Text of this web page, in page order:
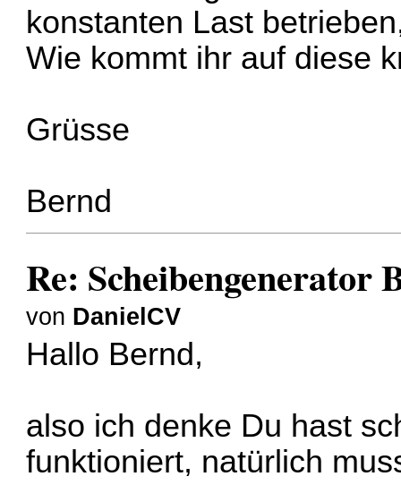
konstanten Last
Wie kommt ihr auf diese
Grüsse
Bernd
Re: Scheibengenerator
von DanielCV
Hallo Bernd,
also ich denke Du hast
funktioniert, natürlich